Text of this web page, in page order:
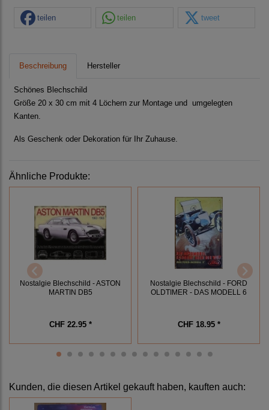
teilen teilen tweet
Beschreibung Hersteller
Schönes Blechschild
Größe 20 x 30 cm mit 4 Löchern zur Montage und umgelegten
Kanten.
Als Geschenk oder Dekoration für Ihr Zuhause.
Ähnliche Produkte:
Nostalgie Blechschild - ASTON
MARTIN DB5
CHF 22.95 *
Nostalgie Blechschild - FORD
OLDTIMER - DAS MODELL 6
CHF 18.95 *
Kunden, die diesen Artikel gekauft haben, kauften auch: